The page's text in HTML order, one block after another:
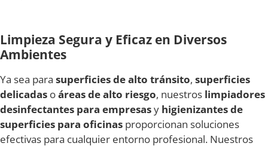
Limpieza Segura y Eficaz en Diversos
Ambientes
Ya sea para superficies de alto tránsito, superficies
delicadas oáreas de alto riesgo, nuestros limpiadores
desinfectantes para empresasy higienizantes de
superficies para oficinas proporcionan soluciones
efectivas para cualquier entorno profesional. Nuestros